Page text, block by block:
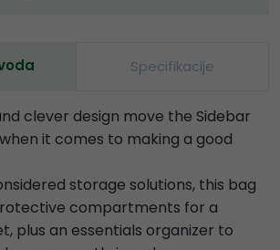
Specifikacije
clever design move the Sidebar
it comes to making a good
storage solutions, this bag
compartments for a
plus an essentials organizer to